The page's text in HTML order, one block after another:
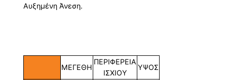
Αυξημένη Άνεση.
ΜΕΓΕΘΗ
ΠΕΡΙΦΕΡΕΙΑ
ΙΣΧΙΟΥ
ΥΨΟΣ